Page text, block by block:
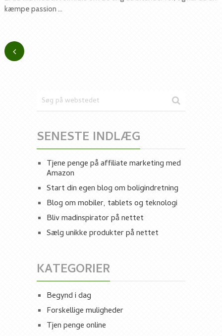
kæmpe passion …
SENESTE INDLÆG
Tjene penge på affiliate marketing med
Amazon
Start din egen blog om boligindretning
Blog om mobiler, tablets og teknologi
Bliv madinspirator på nettet
Sælg unikke produkter på nettet
KATEGORIER
Begynd i dag
Forskellige muligheder
Tjen penge online